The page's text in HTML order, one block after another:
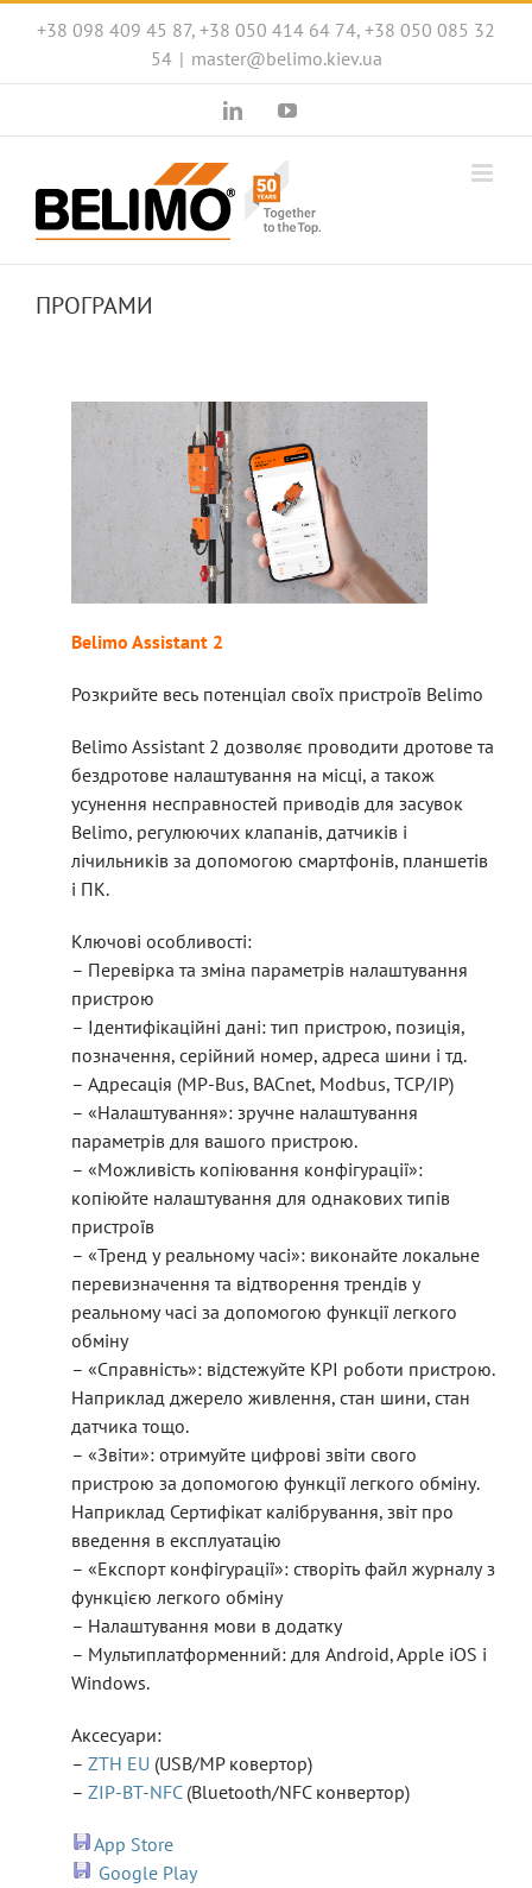
+38 098 409 45 87, +38 050 414 64 74, +38 050 085 32
54 | master@belimo.kiev.ua
LinkedInYouTube
ПРОГРАМИ
Belimo Assistant 2
Розкрийте весь потенціал своїх пристроїв Belimo
Belimo Assistant 2 дозволяє проводити дротове та
бездротове налаштування на місці, а також
усунення несправностей приводів для засувок
Belimo, регулюючих клапанів, датчиків і
лічильників за допомогою смартфонів, планшетів
і ПК.
Ключові особливості:
– Перевірка та зміна параметрів налаштування
пристрою
– Ідентифікаційні дані: тип пристрою, позиція,
позначення, серійний номер, адреса шини і тд.
– Адресація (MP-Bus, BACnet, Modbus, TCP/IP)
– «Налаштування»: зручне налаштування
параметрів для вашого пристрою.
– «Можливість копіювання конфігурації»:
копіюйте налаштування для однакових типів
пристроїв
– «Тренд у реальному часі»: виконайте локальне
перевизначення та відтворення трендів у
реальному часі за допомогою функції легкого
обміну
– «Справність»: відстежуйте KPI роботи пристрою.
Наприклад джерело живлення, стан шини, стан
датчика тощо.
– «Звіти»: отримуйте цифрові звіти свого
пристрою за допомогою функції легкого обміну.
Наприклад Сертифікат калібрування, звіт про
введення в експлуатацію
– «Експорт конфігурації»: створіть файл журналу з
функцією легкого обміну
– Налаштування мови в додатку
– Мультиплатформенний: для Android, Apple iOS і
Windows.
Аксесуари:
– ZTH EU (USB/MP ковертор)
– ZIP-BT-NFC(Bluetooth/NFC конвертор)
App Store
Google Play